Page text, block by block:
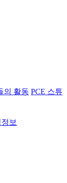
의 활동 PCE 스튜
보